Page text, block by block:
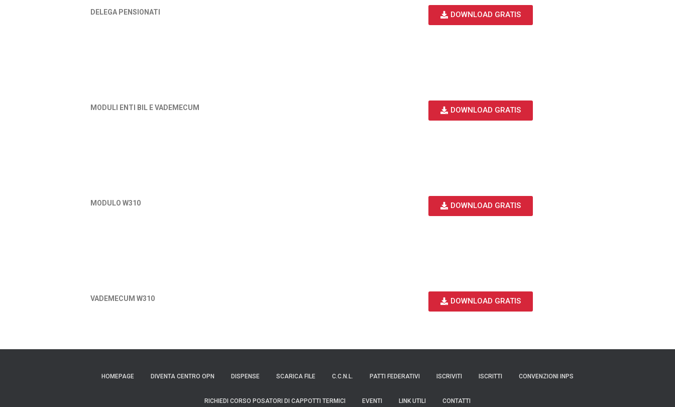
DELEGA PENSIONATI DOWNLOAD GRATIS
MODULI ENTI BIL E VADEMECUM DOWNLOAD GRATIS
MODULO W310 DOWNLOAD GRATIS
VADEMECUM W310 DOWNLOAD GRATIS
HOMEPAGE DIVENTA CENTRO OPN DISPENSE SCARICA FILE C.C.N.L. PATTI FEDERATIVI ISCRIVITI ISCRITTI CONVENZIONI INPS
RICHIEDI CORSO POSATORI DI CAPPOTTI TERMICI EVENTI LINK UTILI CONTATTI